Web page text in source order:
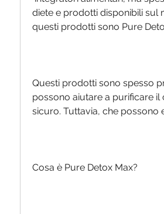
diete e prodotti disponibili sul
questi prodotti sono Pure
Questi prodotti sono spesso
possono aiutare a purificare
sicuro. Tuttavia, che possono
Cosa è Pure Detox Max?